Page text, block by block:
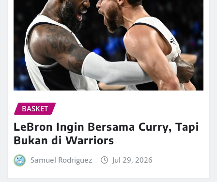
BASKET
LeBron Ingin Bersama Curry, Tapi
Bukan di Warriors
Samuel Rodriguez Jul 29, 2026